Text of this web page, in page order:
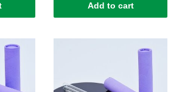
Add to cart